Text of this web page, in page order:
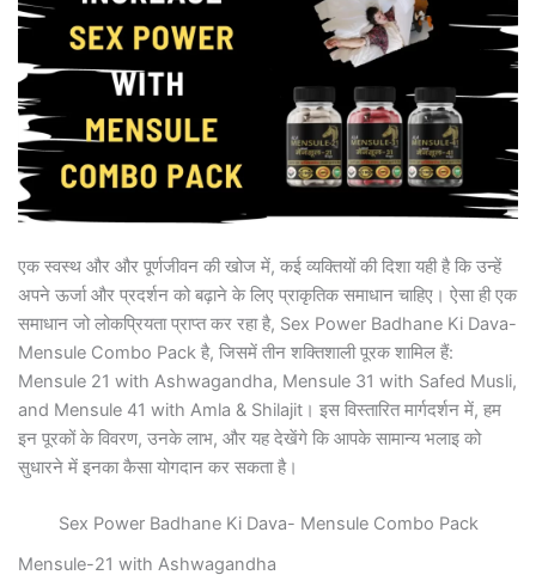
एक स्वस्थ और और पूर्णजीवन की खोज में, कई व्यक्तियों की दिशा यही है कि उन्हें
अपने ऊर्जा और प्रदर्शन को बढ़ाने के लिए प्राकृतिक समाधान चाहिए। ऐसा ही एक
समाधान जो लोकप्रियता प्राप्त कर रहा है, Sex Power Badhane Ki Dava-
Mensule Combo Pack है, जिसमें तीन शक्तिशाली पूरक शामिल हैं:
Mensule 21 with Ashwagandha, Mensule 31 with Safed Musli,
and Mensule 41 with Amla & Shilajit। इस विस्तारित मार्गदर्शन में, हम
इन पूरकों के विवरण, उनके लाभ, और यह देखेंगे कि आपके सामान्य भलाइ को
सुधारने में इनका कैसा योगदान कर सकता है।
Sex Power Badhane Ki Dava- Mensule Combo Pack
Mensule-21 with Ashwagandha